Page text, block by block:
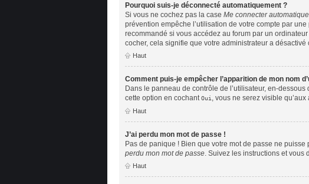
Pourquoi suis-je déconnecté automatiquement ?
Si vous ne cochez pas la case Me connecter
prévention empêche l’utilisation de votre compte par
recommandé si vous accédez au forum par un
cocher, cela signifie que votre administrateur a désactivé
Haut
Comment puis-je empêcher l’apparition de mon nom
Dans le panneau de contrôle de l’utilisateur, en-
cette option en cochant Oui , vous ne serez visible
Haut
J’ai perdu mon mot de passe !
Pas de panique ! Bien que votre mot de passe ne
perdu mon mot de passe . Suivez les instructions et
Haut